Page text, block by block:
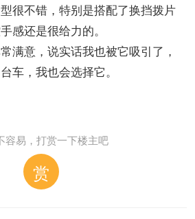
很不错，特别是搭配了换挡拨片
感还是很给力的。
意，说实话我也被它吸引了，
车，我也会选择它。
容易，打赏一下楼主吧
赏